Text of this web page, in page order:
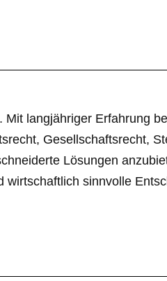
langjähriger Erfahrung
Gesellschaftsrecht,
Lösungen
sinnvolle